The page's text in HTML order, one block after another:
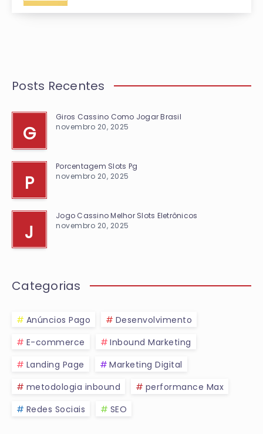
Posts Recentes
G
Giros Cassino Como Jogar Brasil
novembro 20, 2025
P
Porcentagem Slots Pg
novembro 20, 2025
J
Jogo Cassino Melhor Slots Eletrônicos
novembro 20, 2025
Categorias
Anúncios Pago
Desenvolvimento
E-commerce
Inbound Marketing
Landing Page
Marketing Digital
metodologia inbound
performance Max
Redes Sociais
SEO